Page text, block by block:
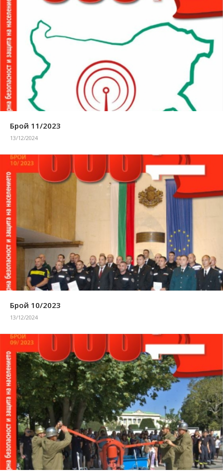
Брой 11/2023
13/12/2024
Брой 10/2023
13/12/2024